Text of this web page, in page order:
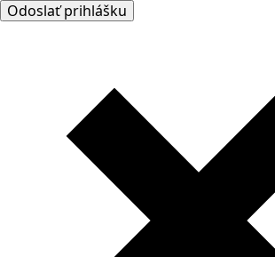
Odoslať prihlášku